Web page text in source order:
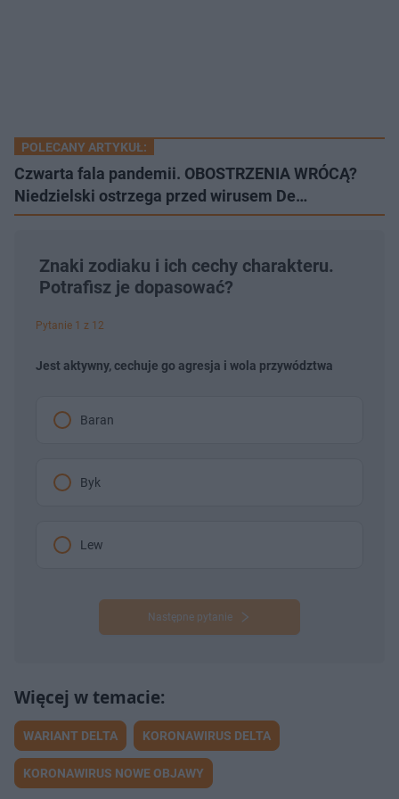
POLECANY ARTYKUŁ:
Czwarta fala pandemii. OBOSTRZENIA WRÓCĄ?
Niedzielski ostrzega przed wirusem De…
Znaki zodiaku i ich cechy charakteru.
Potrafisz je dopasować?
Pytanie 1 z 12
Jest aktywny, cechuje go agresja i wola przywództwa
Baran
Byk
Lew
Następne pytanie
WARIANT DELTA KORONAWIRUS DELTA
KORONAWIRUS NOWE OBJAWY